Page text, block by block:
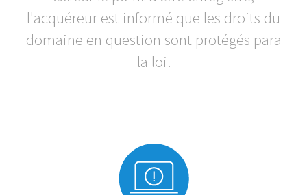
l'acquéreur est informé que les droits du
domaine en question sont protégés para
la loi.